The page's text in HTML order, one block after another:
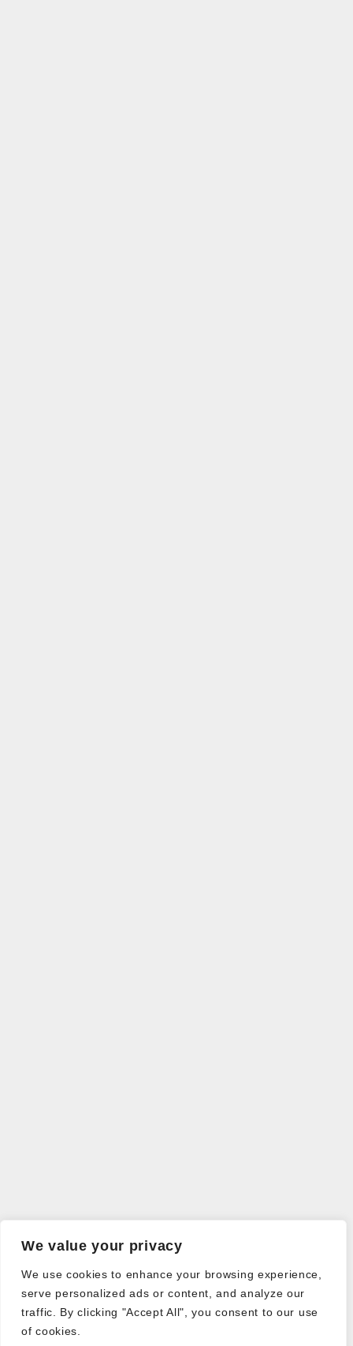
We value your privacy
We use cookies to enhance your browsing experience,
serve personalized ads or content, and analyze our
traffic. By clicking "Accept All", you consent to our use
of cookies.